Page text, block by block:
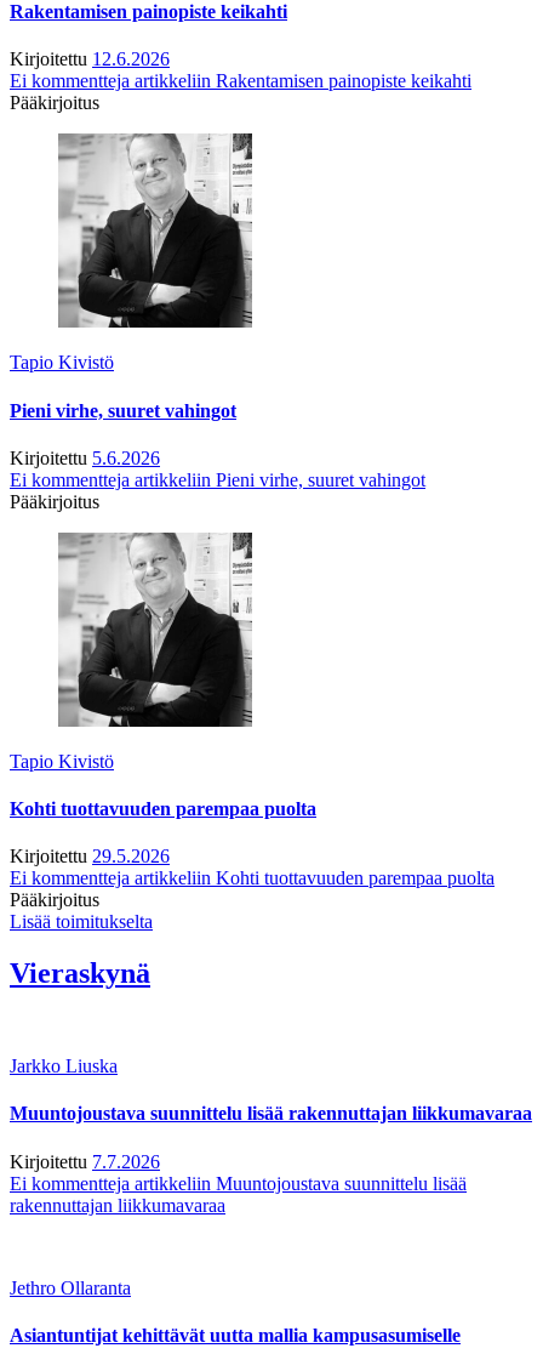
Rakentamisen painopiste keikahti
Kirjoitettu 12.6.2026
Ei kommentteja artikkeliin Rakentamisen painopiste keikahti
Pääkirjoitus
Tapio Kivistö
Pieni virhe, suuret vahingot
Kirjoitettu 5.6.2026
Ei kommentteja artikkeliin Pieni virhe, suuret vahingot
Pääkirjoitus
Tapio Kivistö
Kohti tuottavuuden parempaa puolta
Kirjoitettu 29.5.2026
Ei kommentteja artikkeliin Kohti tuottavuuden parempaa puolta
Pääkirjoitus
Lisää toimitukselta
Vieraskynä
Jarkko Liuska
Muuntojoustava suunnittelu lisää rakennuttajan liikkumavaraa
Kirjoitettu 7.7.2026
Ei kommentteja artikkeliin Muuntojoustava suunnittelu lisää
rakennuttajan liikkumavaraa
Jethro Ollaranta
Asiantuntijat kehittävät uutta mallia kampusasumiselle